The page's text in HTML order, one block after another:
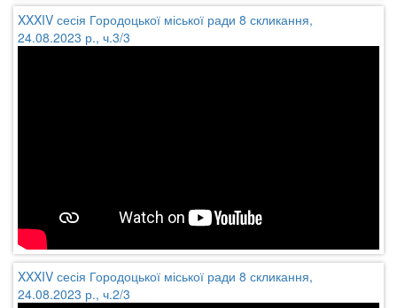
XXXIV сесія Городоцької міської ради 8 скликання,
24.08.2023 р., ч.3/3
XXXIV сесія Городоцької міської ради 8 скликання,
24.08.2023 р., ч.2/3